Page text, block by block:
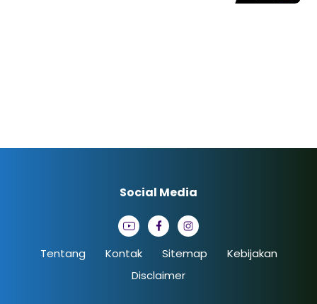
Tentang Kontak Sitemap
Kebijakan
Disclaimer
Social Media